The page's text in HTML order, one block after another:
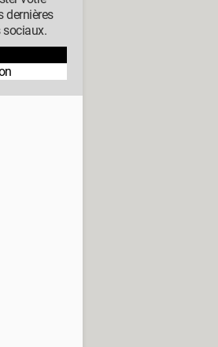
dernières
sociaux.